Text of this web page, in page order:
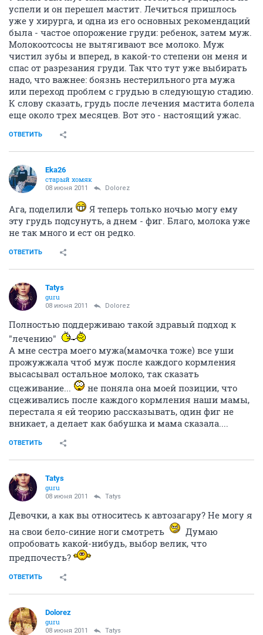
успели и он перешел мастит. Лечиться пришлось
уже у хирурга, и одна из его основных рекомендаций
была - частое опорожение груди: ребенок, затем муж.
Молокоотсосы не вытягивают все молоко. Муж
чистил зубы и вперед, в какой-то степени он меня и
спас от разрезания груди. Так что тут уже выбирать
надо, что важнее: боязнь нестерильного рта мужа
или переход проблем с грудью в следующую стадию.
К слову сказать, грудь после лечения мастита болела
еще около трех месяцев. Вот это - настоящий ужас.
ОТВЕТИТЬ
Eka26
старый хомяк
08 июня 2011 Dolorez
Ага, поделили
Я теперь только ночью могу ему
эту грудь подсунуть, а днем - фиг. Благо, молока уже
не так много и ест он редко.
ОТВЕТИТЬ
Tatys
guru
08 июня 2011 Dolorez
Полностью поддерживаю такой здравый подход к
"лечению"
А мне сестра моего мужа(мамочка тоже) все уши
прожужжала чтоб муж после каждого кормления
высасывал остальное молоко, так сказать
сцеживание...
не поняла она моей позиции, что
сцеживались после каждого кормления наши мамы,
перестала я ей теорию рассказывать, один фиг не
вникает, а делает как бабушка и мама сказала....
ОТВЕТИТЬ
Tatys
guru
08 июня 2011 Tatys
Девочки, а как вы относитесь к автозагару? Не могу я
на свои бело-синие ноги смотреть
Думаю
опробовать какой-нибудь, выбор велик, что
предпочесть?
ОТВЕТИТЬ
Dolorez
guru
08 июня 2011 Tatys